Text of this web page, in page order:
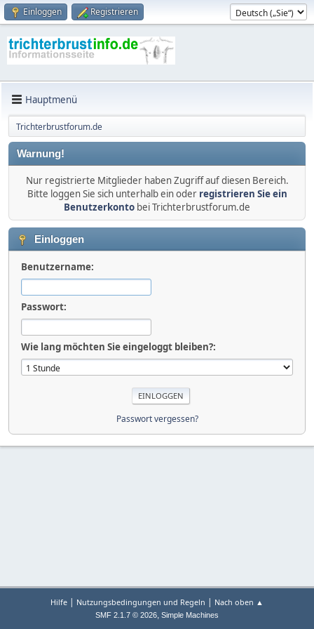
Einloggen Registrieren
Hauptmenü
Trichterbrustforum.de
Warnung!
Nur registrierte Mitglieder haben Zugriff auf diesen Bereich.
Bitte loggen Sie sich unterhalb ein oder registrieren Sie ein
Benutzerkonto bei Trichterbrustforum.de
Einloggen
Benutzername:
Passwort:
Wie lang möchten Sie eingeloggt bleiben?:
Passwort vergessen?
Hilfe | Nutzungsbedingungen und Regeln | Nach oben ▲
SMF 2.1.7 © 2026, Simple Machines